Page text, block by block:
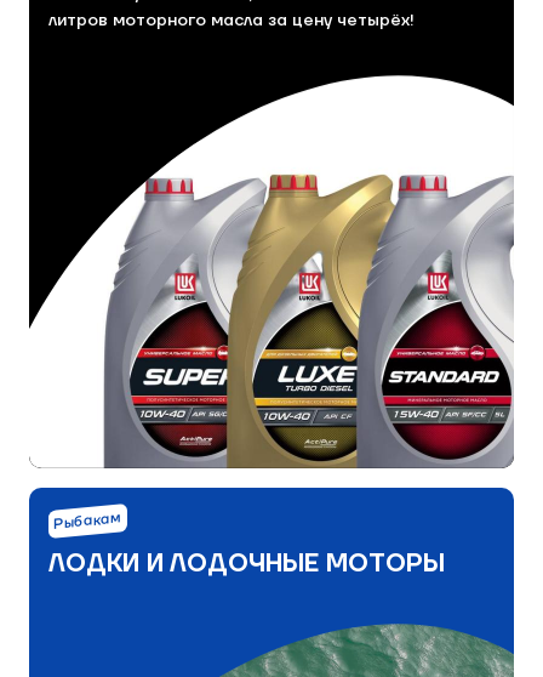
литров моторного масла за цену четырёх!
Рыбакам
ЛОДКИ И ЛОДОЧНЫЕ МОТОРЫ